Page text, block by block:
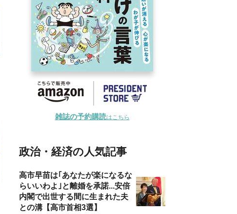
雑誌の予約購読はこちら
政治・経済の人気記事
高市早苗は｢あなたが楽になるな
らいいわよ｣と離婚を承諾...安倍
内閣で出世する間に生まれた夫
との溝【高市首相3選】